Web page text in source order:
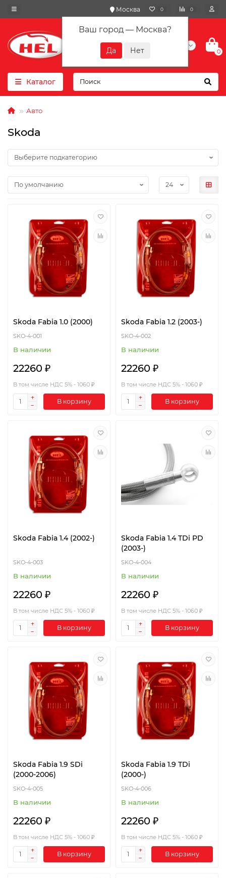
Москва
Ваш город — Москва?
0 0
+7(901) 417-10-01
0
Каталог
Авто
Skoda
Skoda Fabia 1.0 (2000)
SKO-4-001
В наличии
22260 ₽
В том числе НДС 5% - 1060 ₽
В корзину
Skoda Fabia 1.2 (2003-)
SKO-4-002
В наличии
22260 ₽
В том числе НДС 5% - 1060 ₽
В корзину
Skoda Fabia 1.4 (2002-)
SKO-4-003
В наличии
22260 ₽
В том числе НДС 5% - 1060 ₽
В корзину
Skoda Fabia 1.4 TDi PD
(2003-)
SKO-4-004
В наличии
22260 ₽
В том числе НДС 5% - 1060 ₽
В корзину
Skoda Fabia 1.9 SDi
(2000-2006)
SKO-4-005
В наличии
22260 ₽
В том числе НДС 5% - 1060 ₽
В корзину
Skoda Fabia 1.9 TDi
(2000-)
SKO-4-006
В наличии
22260 ₽
В том числе НДС 5% - 1060 ₽
В корзину